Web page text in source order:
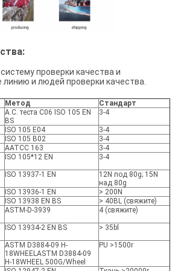
:
проверки качества и
и людей проверки качества.
Метод
Стандарт
A.C. теста C06 ISO 105 EN
BS
3-4
ISO 105 E04
3-4
ISO 105 B02
3-4
AATCC 163
3-4
ISO 105*12 EN 3-4
ISO 13937-1 EN
12N под 80g; 15N
над 80g
ISO 13936-1 EN
> 200N
ISO 13938 EN BS
> 40BL (свяжите)
ASTM-D-3939 4 (свяжите)
ISO 13934-2 EN BS > 35bl
ASTM D3884-09 H-
18WHEELASTM D3884-09
H-18WHEEL 500G/Wheel
PU >1500r